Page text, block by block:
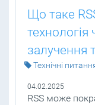
Що таке
залучення
Технічні
04.02.2025
RSS може